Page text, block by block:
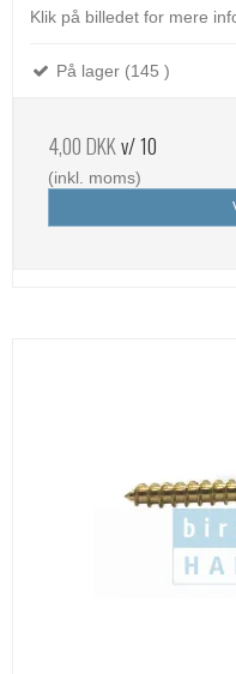
Klik på billedet for mere
På lager (145 )
4,00 DKKv/ 10
(inkl. moms)